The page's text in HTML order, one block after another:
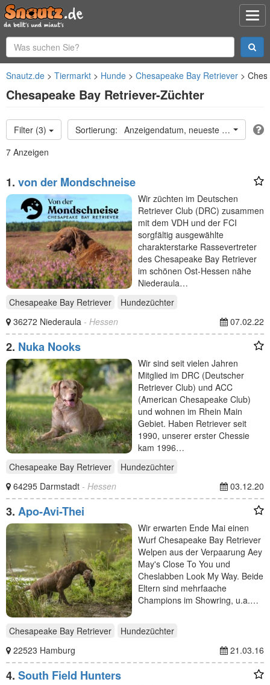
Snautz.de Tiermarkt Hunde Chesapeake Bay Retriever
Chesapeake Bay Retriever-Züchter
Filter (3)
Anzeigendatum, neueste oben
7 Anzeigen
1. von der Mondschneise
Wir züchten im Deutschen
Retriever Club (DRC) zusammen
mit dem VDH und der FCI
sorgfältig ausgewählte
charakterstarke Rassevertreter
des Chesapeake Bay Retriever
im schönen Ost-Hessen nähe
Niederaula…
Chesapeake Bay Retriever
Hundezüchter
36272 Niederaula - Hessen 07.02.22
2. Nuka Nooks
Wir sind seit vielen Jahren
Mitglied im DRC (Deutscher
Retriever Club) und ACC
(American Chesapeake Club)
und wohnen im Rhein Main
Gebiet. Haben Retriever seit
1990, unserer erster Chessie
kam 1996…
Chesapeake Bay Retriever
Hundezüchter
64295 Darmstadt - Hessen 03.12.20
3. Apo-Avi-Thei
Wir erwarten Ende Mai einen
Wurf Chesapeake Bay Retriever
Welpen aus der Verpaarung Aey
May's Close To You und
Cheslabben Look My Way. Beide
Eltern sind mehrfaache
Champions im Showring, u.a.…
Chesapeake Bay Retriever
Hundezüchter
22523 Hamburg
21.03.16
4. South Field Hunters